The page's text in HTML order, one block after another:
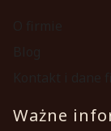
Ważne